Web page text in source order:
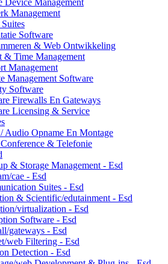
Management
Software
& Web Ontwikkeling
& Time Management
Management
Management Software
Software
Firewalls En Gateways
Licensing & Service
Audio Opname En Montage
& Telefonie
& Storage Management - Esd
cae - Esd
Suites - Esd
& Scientific/edutainment - Esd
virtualization - Esd
Software - Esd
gateways - Esd
web Filtering - Esd
Detection - Esd